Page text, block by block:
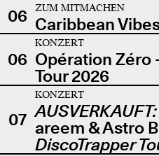
06
ZUM MITMACHEN
Caribbean
06
KONZERT
Opération Zéro
Tour 2026
07
KONZERT
AUSVERKAUFT:
areem & Astro
DiscoTrapper